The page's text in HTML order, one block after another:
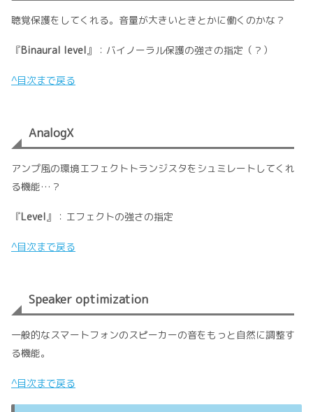
聴覚保護をしてくれる。音量が大きいときとかに働くのかな？
『Binaural level』：バイノーラル保護の強さの指定（？）
^目次まで戻る
AnalogX
アンプ風の環境エフェクトトランジスタをシュミレートしてくれ
る機能…？
『Level』：エフェクトの強さの指定
^目次まで戻る
Speaker optimization
一般的なスマートフォンのスピーカーの音をもっと自然に調整す
る機能。
^目次まで戻る